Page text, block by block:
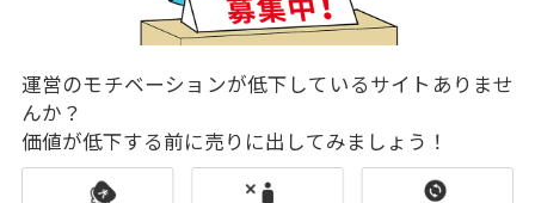
運営のモチベーションが低下しているサイトありませ
んか？
価値が低下する前に売りに出してみましょう！